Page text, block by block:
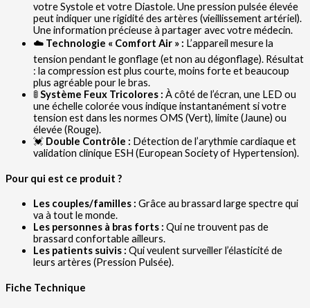
votre Systole et votre Diastole. Une pression pulsée élevée
peut indiquer une rigidité des artères (vieillissement artériel).
Une information précieuse à partager avec votre médecin.
☁️ Technologie « Comfort Air » : L’appareil mesure la
tension pendant le gonflage (et non au dégonflage). Résultat
: la compression est plus courte, moins forte et beaucoup
plus agréable pour le bras.
🚦Système Feux Tricolores : À côté de l’écran, une LED ou
une échelle colorée vous indique instantanément si votre
tension est dans les normes OMS (Vert), limite (Jaune) ou
élevée (Rouge).
💓 Double Contrôle : Détection de l’arythmie cardiaque et
validation clinique ESH (European Society of Hypertension).
Pour qui est ce produit ?
Les couples/familles : Grâce au brassard large spectre qui
va à tout le monde.
Les personnes à bras forts : Qui ne trouvent pas de
brassard confortable ailleurs.
Les patients suivis : Qui veulent surveiller l’élasticité de
leurs artères (Pression Pulsée).
Fiche Technique